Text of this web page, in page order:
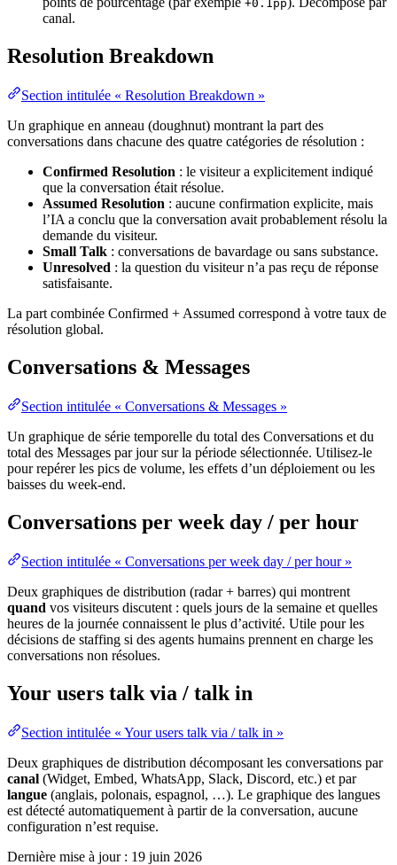
+0.1pp
canal.
Resolution Breakdown
Section intitulée « Resolution Breakdown »
Un graphique en anneau (doughnut) montrant la part des
conversations dans chacune des quatre catégories de résolution :
Confirmed Resolution : le visiteur a explicitement indiqué
que la conversation était résolue.
Assumed Resolution : aucune confirmation explicite, mais
l’IA a conclu que la conversation avait probablement résolu la
demande du visiteur.
Small Talk : conversations de bavardage ou sans substance.
Unresolved : la question du visiteur n’a pas reçu de réponse
satisfaisante.
La part combinée Confirmed + Assumed correspond à votre taux de
résolution global.
Conversations & Messages
Section intitulée « Conversations & Messages »
Un graphique de série temporelle du total des Conversations et du
total des Messages par jour sur la période sélectionnée. Utilisez-le
pour repérer les pics de volume, les effets d’un déploiement ou les
baisses du week-end.
Conversations per week day / per hour
Section intitulée « Conversations per week day / per hour »
Deux graphiques de distribution (radar + barres) qui montrent
quand vos visiteurs discutent : quels jours de la semaine et quelles
heures de la journée connaissent le plus d’activité. Utile pour les
décisions de staffing si des agents humains prennent en charge les
conversations non résolues.
Your users talk via / talk in
Section intitulée « Your users talk via / talk in »
Deux graphiques de distribution décomposant les conversations par
canal (Widget, Embed, WhatsApp, Slack, Discord, etc.) et par
langue (anglais, polonais, espagnol, …). Le graphique des langues
est détecté automatiquement à partir de la conversation, aucune
configuration n’est requise.
Dernière mise à jour : 19 juin 2026